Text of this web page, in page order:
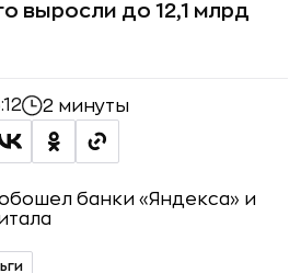
выросли до 12,1 млрд
2 минуты